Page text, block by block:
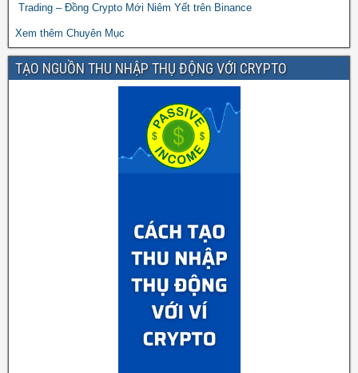
Trading – Đồng Crypto Mới Niêm Yết trên Binance
Xem thêm Chuyên Mục
TẠO NGUỒN THU NHẬP THỤ ĐỘNG VỚI CRYPTO